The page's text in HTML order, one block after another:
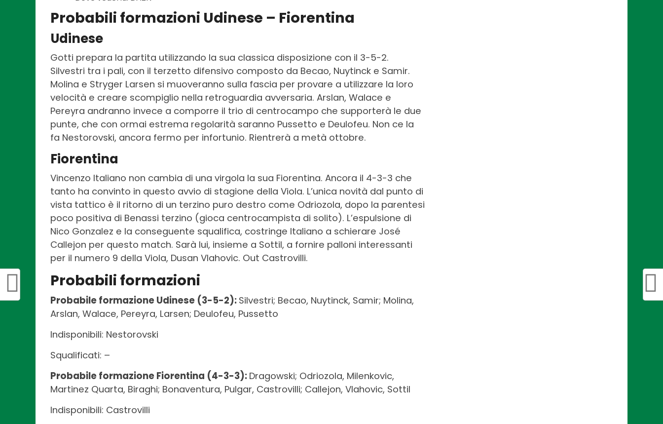
Probabili formazioni Udinese – Fiorentina
Udinese
Gotti prepara la partita utilizzando la sua classica disposizione con il 3-5-2.
Silvestri tra i pali, con il terzetto difensivo composto da Becao, Nuytinck e Samir.
Molina e Stryger Larsen si muoveranno sulla fascia per provare a utilizzare la loro
velocità e creare scompiglio nella retroguardia avversaria. Arslan, Walace e
Pereyra andranno invece a comporre il trio di centrocampo che supporterà le due
punte, che con ormai estrema regolarità saranno Pussetto e Deulofeu. Non ce la
fa Nestorovski, ancora fermo per infortunio. Rientrerà a metà ottobre.
Fiorentina
Vincenzo Italiano non cambia di una virgola la sua Fiorentina. Ancora il 4-3-3 che
tanto ha convinto in questo avvio di stagione della Viola. L’unica novità dal punto di
vista tattico è il ritorno di un terzino puro destro come Odriozola, dopo la parentesi
poco positiva di Benassi terzino (gioca centrocampista di solito). L’espulsione di
Nico Gonzalez e la conseguente squalifica, costringe Italiano a schierare José
Callejon per questo match. Sarà lui, insieme a Sottil, a fornire palloni interessanti
per il numero 9 della Viola, Dusan Vlahovic. Out Castrovilli.
Probabili formazioni
Probabile formazione Udinese (3-5-2): Silvestri; Becao, Nuytinck, Samir; Molina,
Arslan, Walace, Pereyra, Larsen; Deulofeu, Pussetto
Indisponibili: Nestorovski
Squalificati: –
Probabile formazione Fiorentina (4-3-3): Dragowski; Odriozola, Milenkovic,
Martinez Quarta, Biraghi; Bonaventura, Pulgar, Castrovilli; Callejon, Vlahovic, Sottil
Indisponibili: Castrovilli